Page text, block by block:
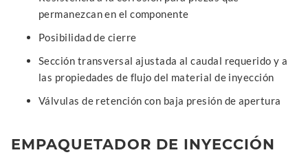
permanezcan en el componente
Posibilidad de cierre
Sección transversal ajustada al caudal requerido y a
las propiedades de flujo del material de inyección
Válvulas de retención con baja presión de apertura
EMPAQUETADOR DE INYECCIÓN